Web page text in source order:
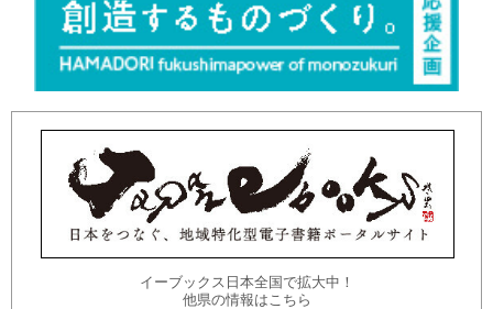
イーブックス日本全国で拡大中！
他県の情報はこちら